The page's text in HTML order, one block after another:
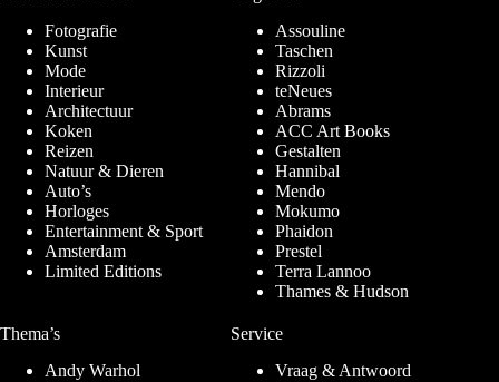
Fotografie
Kunst
Mode
Interieur
Architectuur
Koken
Reizen
Natuur & Dieren
Auto’s
Horloges
Entertainment & Sport
Amsterdam
Limited Editions
Assouline
Taschen
Rizzoli
teNeues
Abrams
ACC Art Books
Gestalten
Hannibal
Mendo
Mokumo
Phaidon
Prestel
Terra Lannoo
Thames & Hudson
Thema’s
Andy Warhol
Service
Vraag & Antwoord